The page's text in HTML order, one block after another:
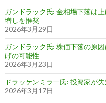
ガンドラック氏: 金相場下落は
増しを推奨
2026年3月29日
ガンドラック氏: 株価下落の原
げの可能性
2026年3月23日
ドラッケンミラー氏: 投資家が
2026年3月17日